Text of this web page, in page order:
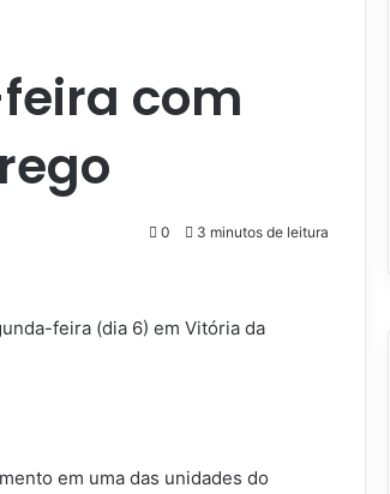
com
0 3 minutos de leitura
feira (dia 6) em Vitória da
em uma das unidades do